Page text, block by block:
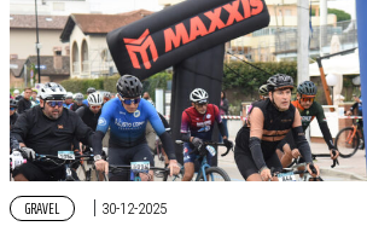
GRAVEL | 30-12-2025